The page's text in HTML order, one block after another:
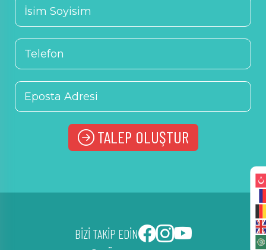
TALEP OLUŞTUR
BİZİ TAKİP EDİN